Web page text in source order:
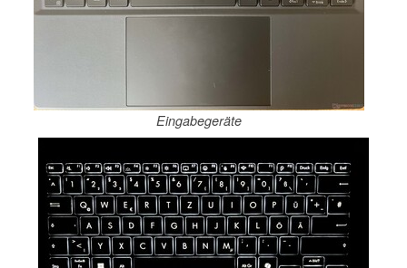
Eingabegeräte